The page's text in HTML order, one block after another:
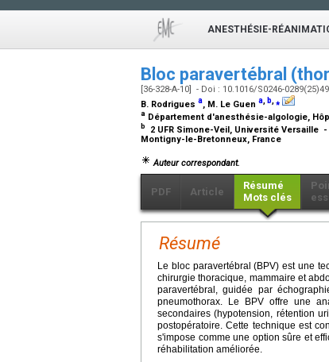
ANESTHÉSIE-
Bloc paravertébral
[36-328-A-10] - Doi : 10.1016/S0246-
B. Rodrigues a, M. Le Guen a, b,⁎
a Département d'anesthésie-algologie,
b
2 UFR Simone-Veil, Université Versaille
Montigny-le-Bretonneux, France
Auteur correspondant.
PDF Article
Résumé
Mots clés
Résumé
Le bloc paravertébral (BPV) est une
chirurgie thoracique, mammaire et
paravertébral, guidée par
pneumothorax. Le BPV offre une
secondaires (hypotension, rétention
postopératoire. Cette technique est
s'impose comme une option sûre et
réhabilitation améliorée.